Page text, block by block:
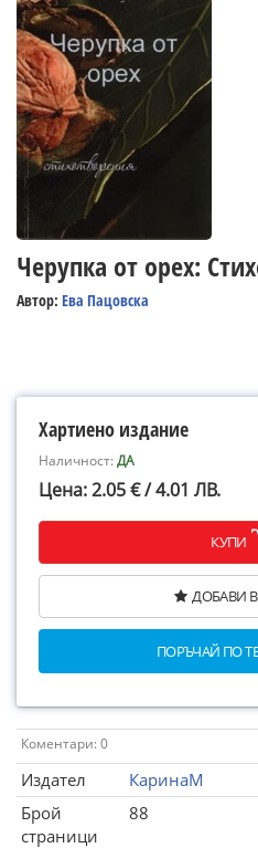
Черупка от орех:
Автор: Ева Пацовска
Хартиено издание
Наличност:ДА
Цена: 2.05 € / 4.01 ЛВ.
КУПИ
ДОБАВИ
ПОРЪЧАЙ ПО
Коментари: 0
Издател
КаринаМ
Брой
страници
88